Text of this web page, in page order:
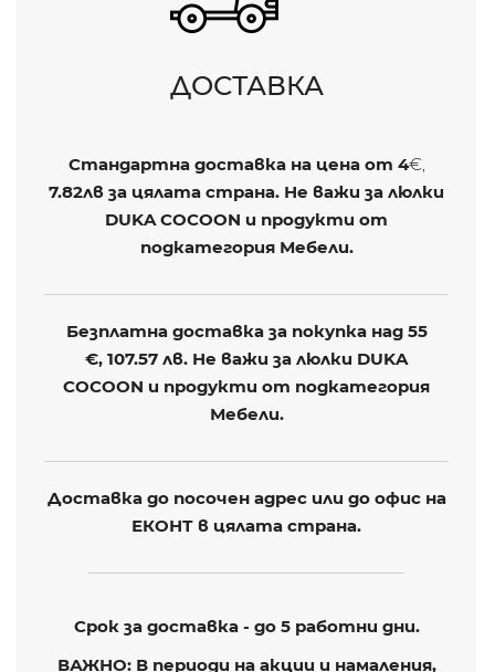
ДОСТАВКА
Стандартна доставка на цена от 4€,
7.82лв за цялата страна. Не важи за люлки
DUKA COCOON и продукти от
подкатегория Мебели.
Безплатна доставка за покупка над 55
€, 107.57 лв. Не важи за люлки DUKA
COCOON и продукти от подкатегория
Мебели.
Доставка до посочен адрес или до офис на
ЕКОНТ в цялата страна.
Срок за доставка - до 5 работни дни.
ВАЖНО: В периоди на акции и намаления,